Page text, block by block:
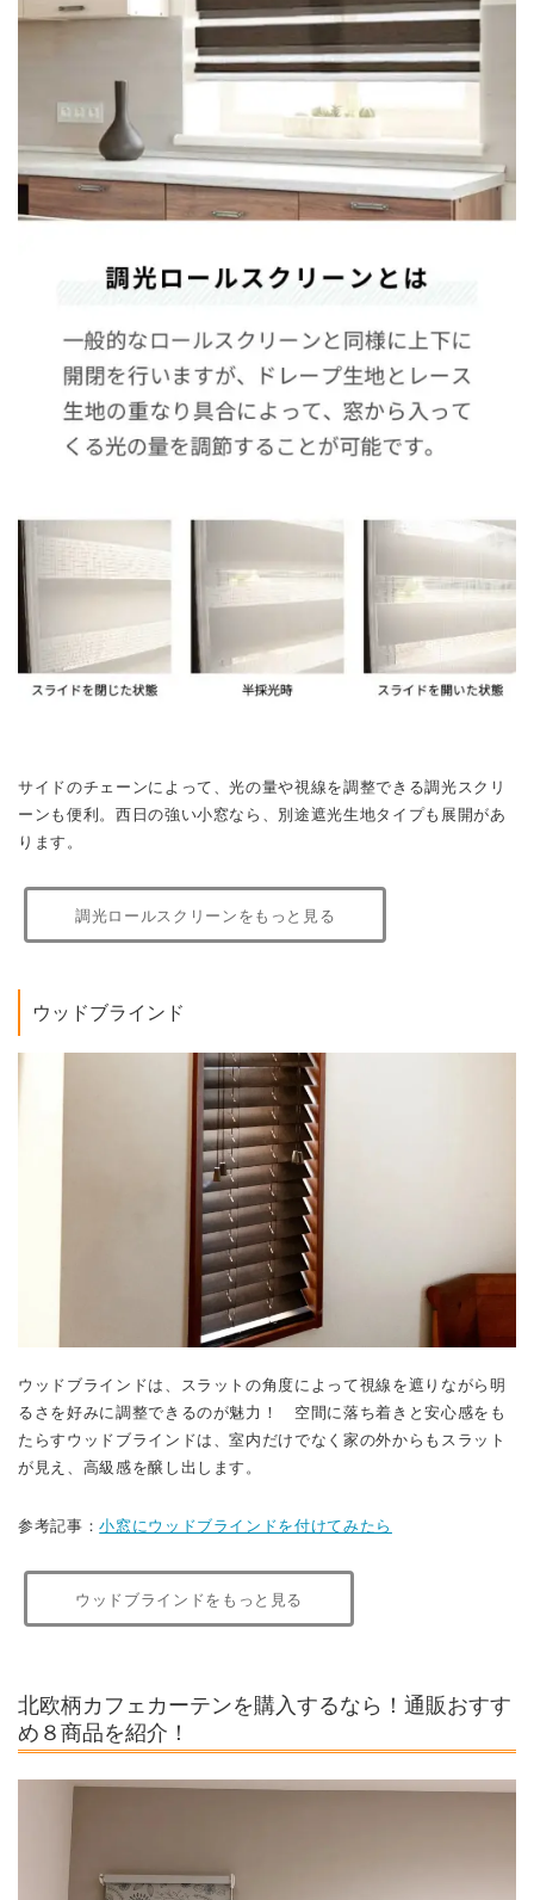
サイドのチェーンによって、光の量や視線を調整できる調光スクリ
ーンも便利。西日の強い小窓なら、別途遮光生地タイプも展開があ
ります。
ウッドブラインドは、スラットの角度によって視線を遮りながら明
るさを好みに調整できるのが魅力！ 空間に落ち着きと安心感をも
たらすウッドブラインドは、室内だけでなく家の外からもスラット
が見え、高級感を醸し出します。
参考記事： 小窓にウッドブラインドを付けてみたら
ウッドブラインドをもっと見る
め８商品を紹介！